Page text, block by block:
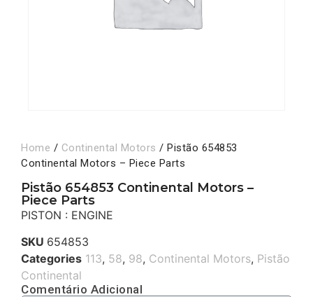
Home / Continental Motors / Pistão 654853
Continental Motors – Piece Parts
Pistão 654853 Continental Motors –
Piece Parts
PISTON : ENGINE
SKU 654853
Categories 113, 58, 98, Continental Motors, Pistão
Continental
Comentário Adicional